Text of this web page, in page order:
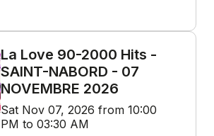
La Love 90-2000 Hits -
SAINT-NABORD - 07
NOVEMBRE 2026
Sat Nov 07, 2026 from 10:00
PM to 03:30 AM